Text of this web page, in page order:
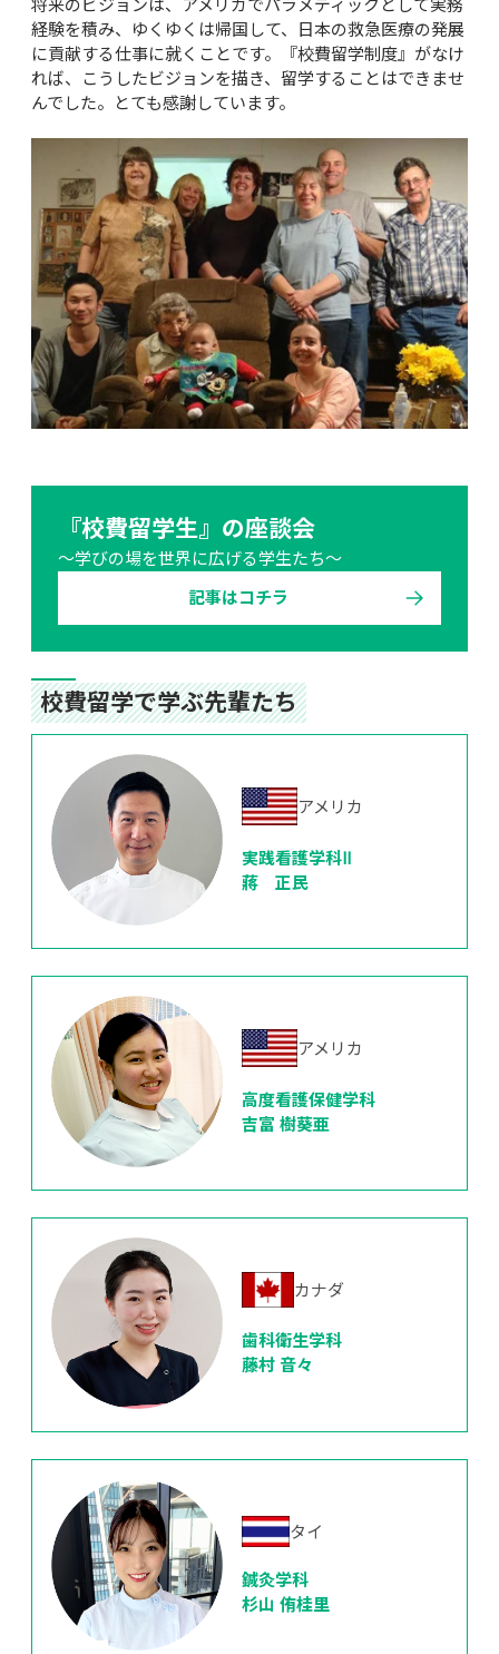
将来のビジョンは、アメリカでパラメディックとして実務
経験を積み、ゆくゆくは帰国して、日本の救急医療の発展
に貢献する仕事に就くことです。『校費留学制度』がなけ
れば、こうしたビジョンを描き、留学することはできませ
んでした。とても感謝しています。
『校費留学生』の座談会
～学びの場を世界に広げる学生たち～
記事はコチラ
校費留学で学ぶ先輩たち
アメリカ
実践看護学科Ⅱ
蔣　正民
アメリカ
高度看護保健学科
吉富 樹葵亜
カナダ
歯科衛生学科
藤村 音々
タイ
鍼灸学科
杉山 侑桂里